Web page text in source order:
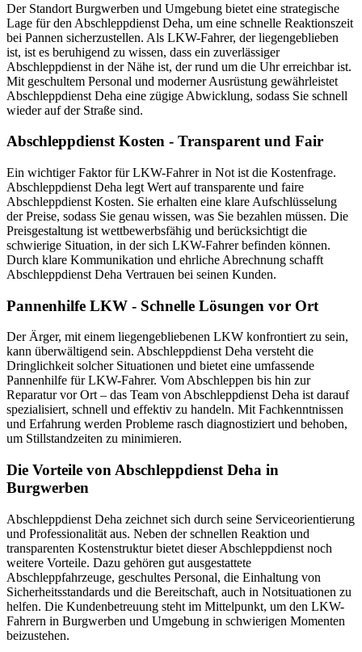
Der Standort Burgwerben und Umgebung bietet eine strategische
Lage für den Abschleppdienst Deha, um eine schnelle Reaktionszeit
bei Pannen sicherzustellen. Als LKW-Fahrer, der liegengeblieben
ist, ist es beruhigend zu wissen, dass ein zuverlässiger
Abschleppdienst in der Nähe ist, der rund um die Uhr erreichbar ist.
Mit geschultem Personal und moderner Ausrüstung gewährleistet
Abschleppdienst Deha eine zügige Abwicklung, sodass Sie schnell
wieder auf der Straße sind.
Abschleppdienst Kosten - Transparent und Fair
Ein wichtiger Faktor für LKW-Fahrer in Not ist die Kostenfrage.
Abschleppdienst Deha legt Wert auf transparente und faire
Abschleppdienst Kosten. Sie erhalten eine klare Aufschlüsselung
der Preise, sodass Sie genau wissen, was Sie bezahlen müssen. Die
Preisgestaltung ist wettbewerbsfähig und berücksichtigt die
schwierige Situation, in der sich LKW-Fahrer befinden können.
Durch klare Kommunikation und ehrliche Abrechnung schafft
Abschleppdienst Deha Vertrauen bei seinen Kunden.
Pannenhilfe LKW - Schnelle Lösungen vor Ort
Der Ärger, mit einem liegengebliebenen LKW konfrontiert zu sein,
kann überwältigend sein. Abschleppdienst Deha versteht die
Dringlichkeit solcher Situationen und bietet eine umfassende
Pannenhilfe für LKW-Fahrer. Vom Abschleppen bis hin zur
Reparatur vor Ort – das Team von Abschleppdienst Deha ist darauf
spezialisiert, schnell und effektiv zu handeln. Mit Fachkenntnissen
und Erfahrung werden Probleme rasch diagnostiziert und behoben,
um Stillstandzeiten zu minimieren.
Die Vorteile von Abschleppdienst Deha in
Burgwerben
Abschleppdienst Deha zeichnet sich durch seine Serviceorientierung
und Professionalität aus. Neben der schnellen Reaktion und
transparenten Kostenstruktur bietet dieser Abschleppdienst noch
weitere Vorteile. Dazu gehören gut ausgestattete
Abschleppfahrzeuge, geschultes Personal, die Einhaltung von
Sicherheitsstandards und die Bereitschaft, auch in Notsituationen zu
helfen. Die Kundenbetreuung steht im Mittelpunkt, um den LKW-
Fahrern in Burgwerben und Umgebung in schwierigen Momenten
beizustehen.